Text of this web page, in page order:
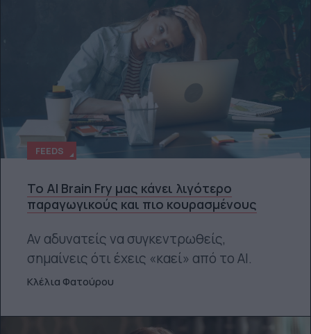
FEEDS
Το AI Brain Fry μας κάνει λιγότερο
παραγωγικούς και πιο κουρασμένους
Αν αδυνατείς να συγκεντρωθείς,
σημαίνεις ότι έχεις «καεί» από το ΑΙ.
Κλέλια Φατούρου